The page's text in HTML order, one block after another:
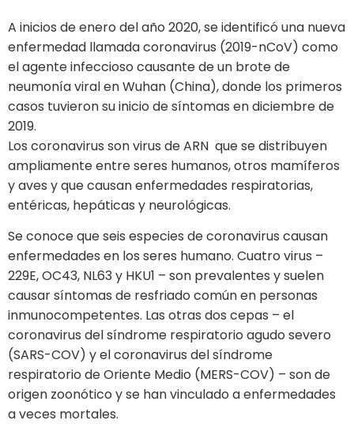
A inicios de enero del año 2020, se identificó una nueva
enfermedad llamada coronavirus (2019-nCoV) como
el agente infeccioso causante de un brote de
neumonía viral en Wuhan (China), donde los primeros
casos tuvieron su inicio de síntomas en diciembre de
2019.
Los coronavirus son virus de ARN que se distribuyen
ampliamente entre seres humanos, otros mamíferos
y aves y que causan enfermedades respiratorias,
entéricas, hepáticas y neurológicas.
Se conoce que seis especies de coronavirus causan
enfermedades en los seres humano. Cuatro virus –
229E, OC43, NL63 y HKU1 – son prevalentes y suelen
causar síntomas de resfriado común en personas
inmunocompetentes. Las otras dos cepas – el
coronavirus del síndrome respiratorio agudo severo
(SARS-COV) y el coronavirus del síndrome
respiratorio de Oriente Medio (MERS-COV) – son de
origen zoonótico y se han vinculado a enfermedades
a veces mortales.